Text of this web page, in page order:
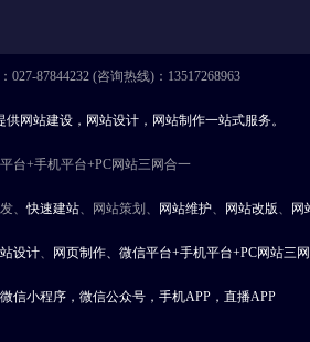
027-87844232 (咨询热线)：13517268963
网站建设，网站设计，网站制作一站式服务。
台+手机平台+PC网站三网合一
、快速建站、网站策划、 网站维护、 网站改版、 网
设计、 网页制作、微信平台+手机平台+PC网站三
信小程序，微信公众号，手机APP，直播APP